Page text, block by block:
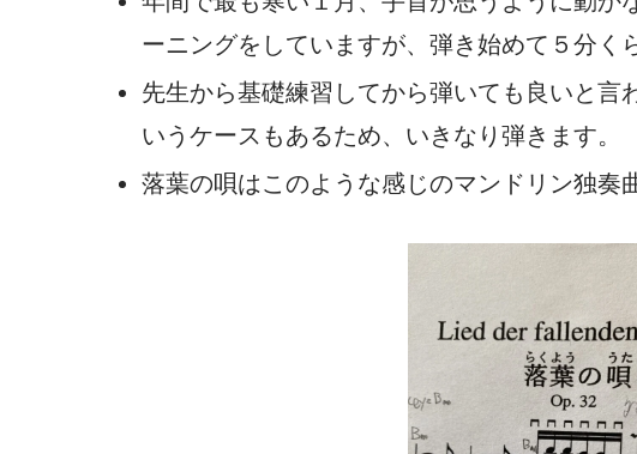
ーニングをしていますが、弾き始めて５分く
先生から基礎練習してから弾いても良いと言
いうケースもあるため、いきなり弾きます。
落葉の唄はこのような感じのマンドリン独奏